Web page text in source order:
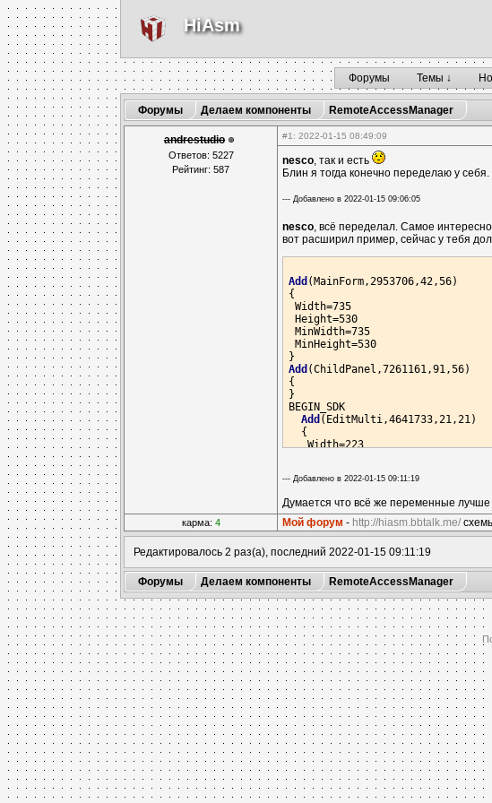
HiAsm
Форумы Темы ↓
Форумы Делаем компоненты RemoteAccessManager
andrestudio
Ответов: 5227
Рейтинг: 587
#1 : 2022-01-15 08:49:09
nesco, так и есть
Блин я тогда конечно переделаю у себя.
--- Добавлено в 2022-01-15 09:06:05
nesco, всё переделал. Самое
вот расширил пример, сейчас у тебя
Add (MainForm,2953706,42,56)
{
Width=735
Height=530
MinWidth=735
MinHeight=530
Add (ChildPanel,7261161,91,56)
{
}
BEGIN_SDK
Add (EditMulti,4641733,21,21)
  {
   Width=223
Add(Panel,4176733,35,105)
   Width=362
   Height=306
   Align=1
   ModeSp=1
   SizeSp=6
   ColorSp=8421504
   MinOwn=250
   MinRest=350
   BorderWidth=0
   BevelInner=1
   BevelOuter=1
   BevelWidth=0
  }
Add
(Button,15373997,84,105)
  {
   Left=280
   Top=265
   Width=60
   Height=30
   akLeft=1
   akTop=1
   akRight=0
   akBottom=0
   MinWidth=40
--- Добавлено в 2022-01-15 09:11:19
Думается что всё же переменные лучше
карма: 4 Мой форум - http://hiasm.bbtalk.me/
Редактировалось 2 раз(а), последний 2022-01-15 09:11:19
Форумы Делаем компоненты RemoteAccessManager